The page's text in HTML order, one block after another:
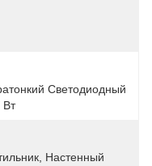
Светодиодный
Вт
Настенный